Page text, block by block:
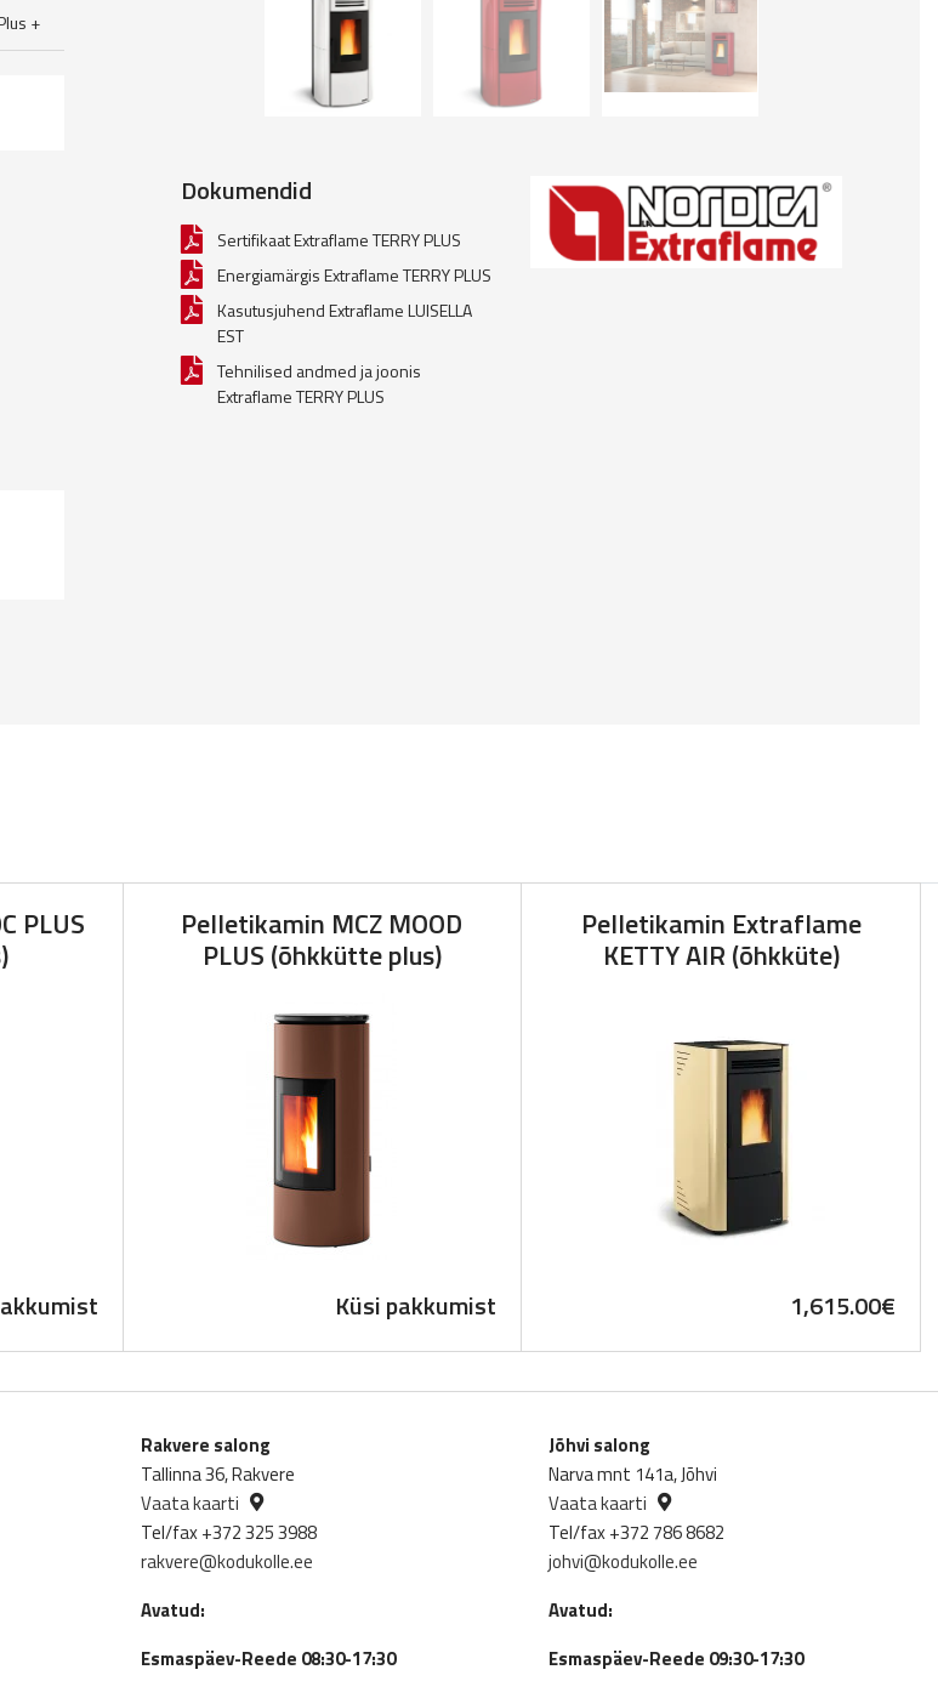
+
Dokumendid
Sertifikaat Extraflame TERRY PLUS
Energiamärgis Extraflame TERRY PLUS
Kasutusjuhend Extraflame LUISELLA
EST
Tehnilised andmed ja joonis
Extraflame TERRY PLUS
PLUS Pelletikamin MCZ MOOD
PLUS (õhkkütte plus)
Küsi pakkumist
Pelletikamin Extraflame
KETTY AIR (õhkküte)
1,615.00€
Rakvere salong
Tallinna 36, Rakvere
Vaata kaarti
Tel/fax +372 325 3988
rakvere@kodukolle.ee
Avatud:
Esmaspäev-Reede 08:30-17:30
Jõhvi salong
Narva mnt 141a, Jõhvi
Vaata kaarti
Tel/fax +372 786 8682
johvi@kodukolle.ee
Avatud:
Esmaspäev-Reede 09:30-17:30